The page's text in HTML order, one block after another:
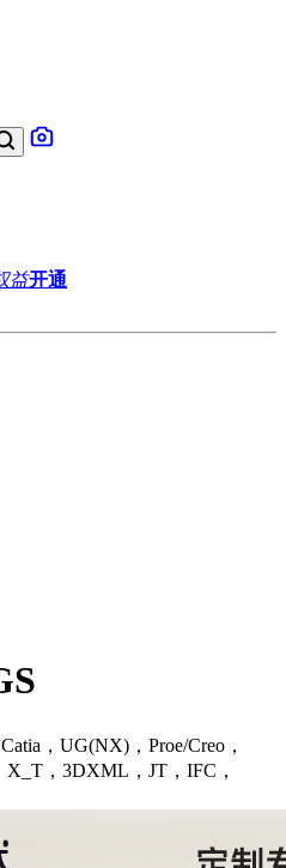
益开通
，UG(NX)，Proe/Creo，
X_T，3DXML，JT，IFC，